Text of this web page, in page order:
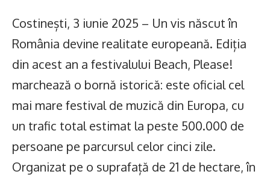
Costinești, 3 iunie 2025 – Un vis născut în
România devine realitate europeană. Ediția
din acest an a festivalului Beach, Please!
marchează o bornă istorică: este oficial cel
mai mare festival de muzică din Europa, cu
un trafic total estimat la peste 500.000 de
persoane pe parcursul celor cinci zile.
Organizat pe o suprafață de 21 de hectare, în